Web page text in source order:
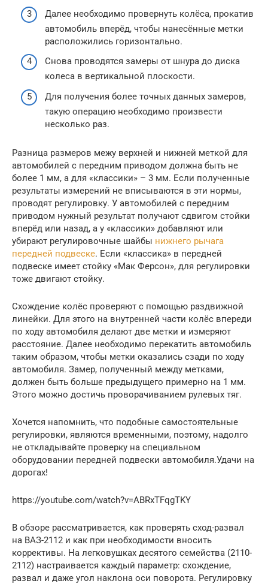
Далее необходимо провернуть колёса, прокатив
автомобиль вперёд, чтобы нанесённые метки
расположились горизонтально.
Снова проводятся замеры от шнура до диска
колеса в вертикальной плоскости.
Для получения более точных данных замеров,
такую операцию необходимо произвести
несколько раз.
Разница размеров межу верхней и нижней меткой для
автомобилей с передним приводом должна быть не
более 1 мм, а для «классики» – 3 мм. Если полученные
результаты измерений не вписываются в эти нормы,
проводят регулировку. У автомобилей с передним
приводом нужный результат получают сдвигом стойки
вперёд или назад, а у «классики» добавляют или
убирают регулировочные шайбы нижнего рычага
передней подвеске. Если «классика» в передней
подвеске имеет стойку «Мак Ферсон», для регулировки
тоже двигают стойку.
Схождение колёс проверяют с помощью раздвижной
линейки. Для этого на внутренней части колёс впереди
по ходу автомобиля делают две метки и измеряют
расстояние. Далее необходимо перекатить автомобиль
таким образом, чтобы метки оказались сзади по ходу
автомобиля. Замер, полученный между метками,
должен быть больше предыдущего примерно на 1 мм.
Этого можно достичь проворачиванием рулевых тяг.
Хочется напомнить, что подобные самостоятельные
регулировки, являются временными, поэтому, надолго
не откладывайте проверку на специальном
оборудовании передней подвески автомобиля.Удачи на
дорогах!
https://youtube.com/watch?v=ABRxTFqgTKY
В обзоре рассматривается, как проверять сход-развал
на ВАЗ-2112 и как при необходимости вносить
коррективы. На легковушках десятого семейства (2110-
2112) настраивается каждый параметр: схождение,
развал и даже угол наклона оси поворота. Регулировку